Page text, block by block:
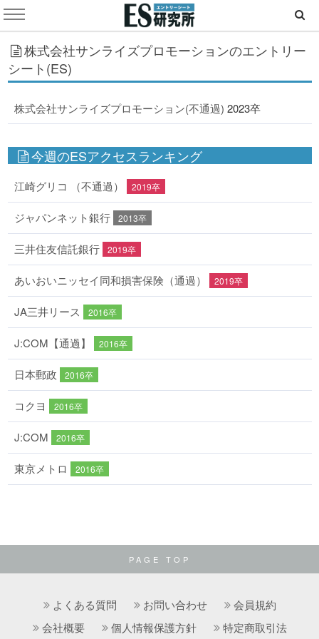
株式会社サンライズプロモーションのエントリー
シート(ES)
株式会社サンライズプロモーション(不通過) 2023卒
今週のESアクセスランキング
江崎グリコ （不通過） 2019卒
ジャパンネット銀行 2013卒
三井住友信託銀行 2019卒
あいおいニッセイ同和損害保険（通過） 2019卒
JA三井リース 2016卒
J:COM【通過】 2016卒
日本郵政 2016卒
コクヨ 2016卒
J:COM 2016卒
東京メトロ 2016卒
PAGE TOP
よくある質問 お問い合わせ
会員規約
会社概要
個人情報保護方針 特定商取引法